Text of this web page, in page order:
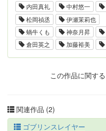
内田真礼
中村悠一
松岡禎丞
伊瀬茉莉也
蝸牛くも
神奈月昇
倉田英之
加藤裕美
この作品に関する
関連作品 (2)
ゴブリンスレイヤー